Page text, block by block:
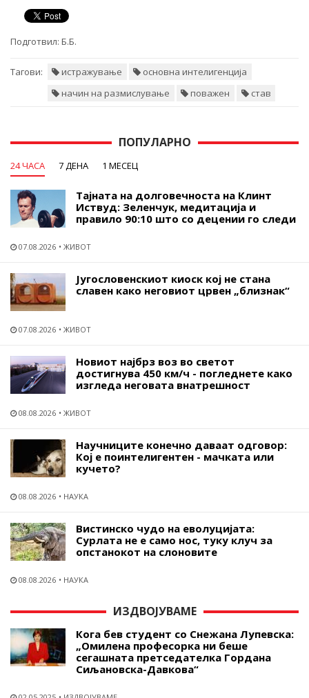
Подготвил: Б.Б.
Тагови: истражување
основна интелигенција
начин на размислување
поважен став
ПОПУЛАРНО
24 ЧАСА 7 ДЕНА 1 МЕСЕЦ
Тајната на долговечноста на Клинт
Иствуд: Зеленчук, медитација и
правило 90:10 што со децении го следи
07.08.2026 ЖИВОТ
Југословенскиот киоск кој не стана
славен како неговиот црвен „близнак“
07.08.2026 ЖИВОТ
Новиот најбрз воз во светот
достигнува 450 км/ч - погледнете како
изгледа неговата внатрешност
08.08.2026 ЖИВОТ
Научниците конечно даваат одговор:
Кој е поинтелигентен - мачката или
кучето?
08.08.2026 НАУКА
Вистинско чудо на еволуцијата:
Сурлата не е само нос, туку клуч за
опстанокот на слоновите
08.08.2026 НАУКА
ИЗДВОЈУВАМЕ
Кога бев студент со Снежана Лупевска:
„Омилена професорка ни беше
сегашната претседателка Гордана
Сиљановска-Давкова“